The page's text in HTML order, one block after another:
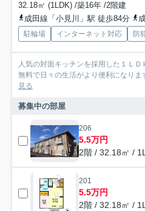
32.18㎡ (1LDK) /築16年 /2階建
成田線「小見川」駅 徒歩84分
駐輪場 インターネット対応 防
人気の対面キッチンを採用した１Ｌ
無料で日々の生活がより便利になりま
見る
募集中の部屋
206
5.5万円
2階 / 32.18㎡ /
201
5.5万円
2階 / 32.18㎡ /